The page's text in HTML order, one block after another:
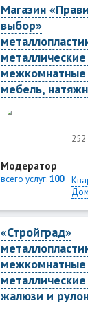
Магазин
выбор»
мебель,
Модератор
всего услуг:100
252
Дом
«Стройград»
жалюзи и